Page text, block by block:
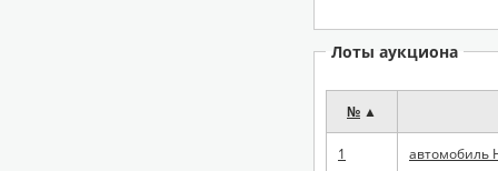
Лоты аукциона
№ ▲
1 автомобиль